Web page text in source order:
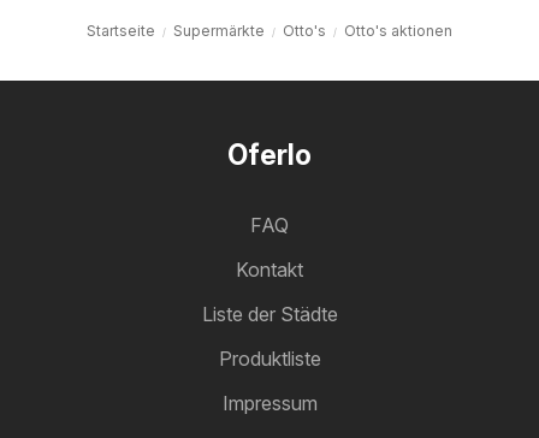
Startseite Supermärkte Otto's Otto's aktionen
Oferlo
FAQ
Kontakt
Liste der Städte
Produktliste
Impressum